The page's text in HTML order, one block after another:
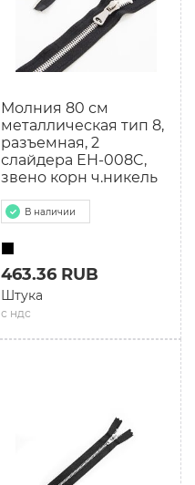
Молния 80 см
мeталлическая тип 8,
разъемная, 2
слайдера EH-008C,
звено корн ч.никель
В наличии
с ндс
463.36 RUB
Штука